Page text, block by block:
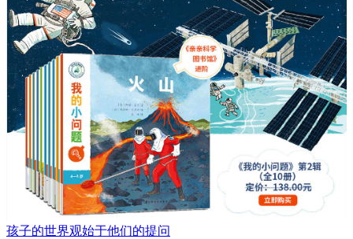
孩子的世界观始于他们的提问